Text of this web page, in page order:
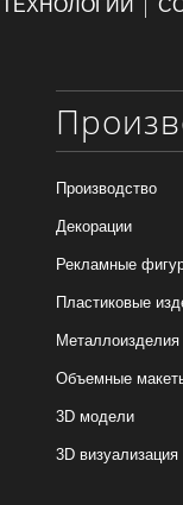
ТЕХНОЛОГИИ
Производство
Декорации
Рекламные
Пластиковые
Металлоизделия
Объемные
3D модели
3D визуализация